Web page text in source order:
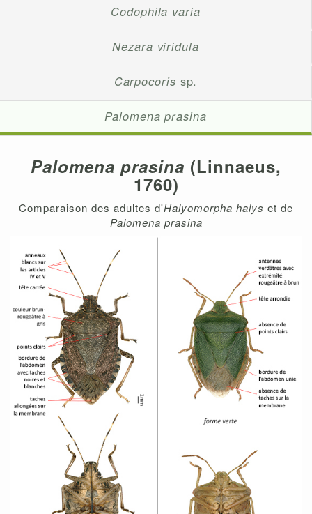
Codophila varia
Nezara viridula
Carpocoris sp.
Palomena prasina
Palomena prasina (Linnaeus,
1760)
Comparaison des adultes d'Halyomorpha halys et de
Palomena prasina